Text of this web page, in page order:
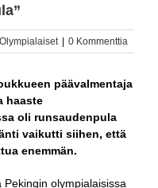
Olympialaiset 0 Kommenttia
päävalmentaja
haaste
oli runsaudenpula
vaikutti siihen, että
enemmän.
olympialaisissa